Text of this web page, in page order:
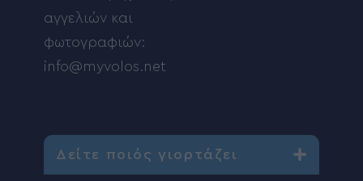
αγγελιών και
φωτογραφιών:
info@myvolos.net
Δείτε ποιός γιορτάζει